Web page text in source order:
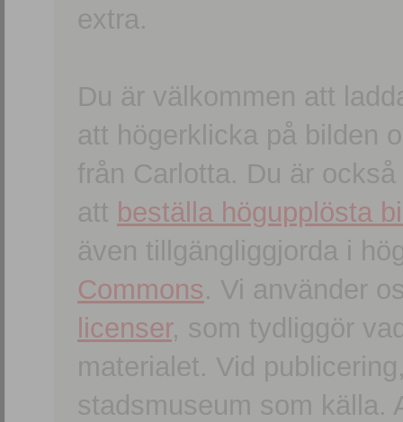
extra.
Du är välkommen att
att högerklicka på bilden
från Carlotta. Du är
att beställa högupplösta
även tillgängliggjorda i
Commons. Vi använder
licenser, som tydliggör
materialet. Vid
stadsmuseum som källa.